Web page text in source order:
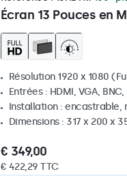
Écran 13 Pouces en
Résolution 1920 x 1080
Entrées : HDMI, VGA, BNC,
Installation : encastrable,
Dimensions : 317 x 200 x
€ 349,00
€ 422,29 TTC